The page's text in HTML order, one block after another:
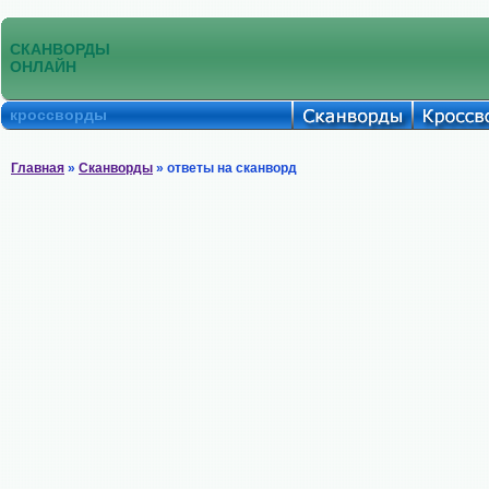
СКАНВОРДЫ
ОНЛАЙН
кроссворды
Главная » Сканворды » ответы на сканворд